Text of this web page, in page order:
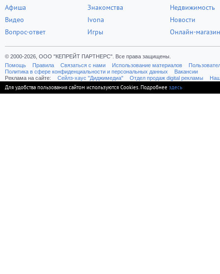
Афиша
Видео
Вопрос-ответ
Знакомства
Ivona
Игры
Недвижимость
Новости
Онлайн-магазин
© 2000-2026, ООО "КЕПРЕЙТ ПАРТНЕРС". Все права защищены.
Помощь
Правила Связаться с нами Использование материалов
Политика в сфере конфиденциальности и персональных данных
Вакансии
Реклама на сайте:
Cейлз-хаус "Диджимедиа" Отдел продаж digital рекламы
Для удобства пользования сайтом используются Cookies. Подробнее здесь